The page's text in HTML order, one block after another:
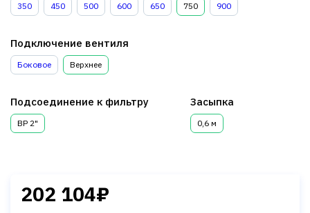
350 450 500 600 650 750 900
Подключение вентиля
Боковое Верхнее
Подсоединение к фильтру
ВР 2"
Засыпка
0,6 м
202 104₽